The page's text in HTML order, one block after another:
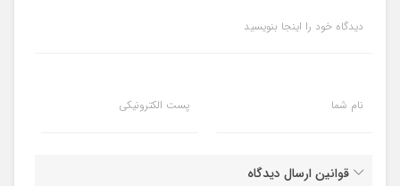
دیدگاه خود را اینجا بنویسید
نام شما پست الکترونیکی
قوانین ارسال دیدگاه